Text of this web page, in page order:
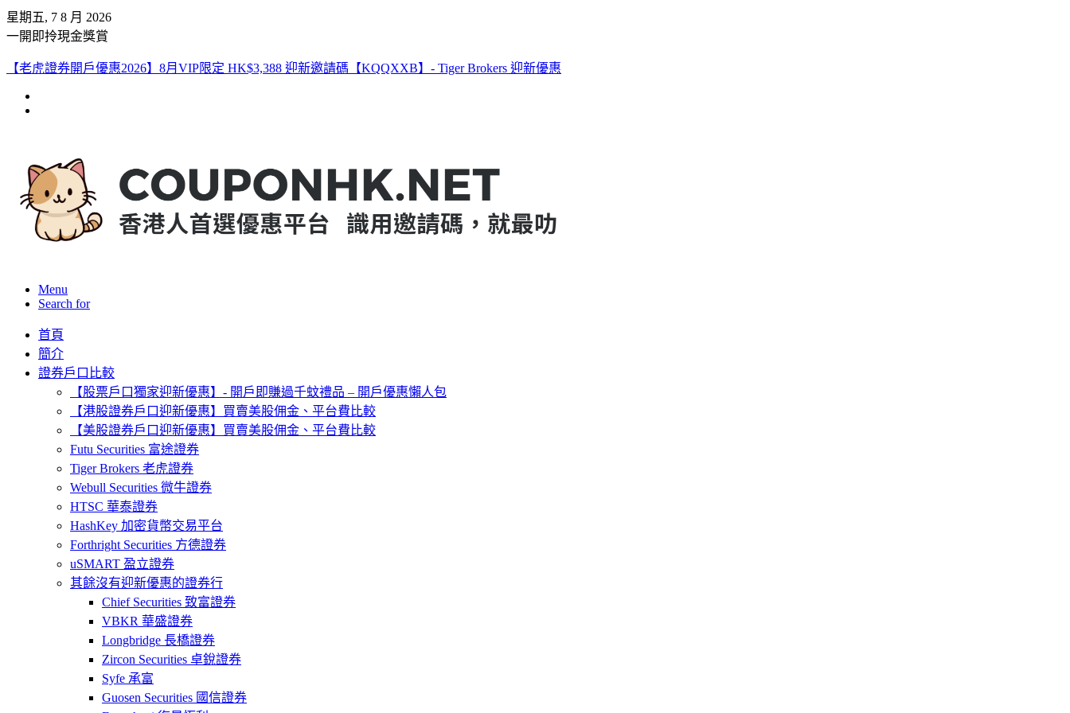
星期五, 7 8 月 2026
一開即拎現金獎賞
【老虎證券開戶優惠2026】8月VIP限定 HK$3,388 迎新邀請碼【KQQXXB】- Tiger Brokers 迎新優惠
Menu
Search for
首頁
簡介
證券戶口比較
【股票戶口獨家迎新優惠】- 開戶即賺過千蚊禮品 – 開戶優惠懶人包
【港股證券戶口迎新優惠】買賣美股佣金、平台費比較
【美股證券戶口迎新優惠】買賣美股佣金、平台費比較
Futu Securities 富途證券
Tiger Brokers 老虎證券
Webull Securities 微牛證券
HTSC 華泰證券
HashKey 加密貨幣交易平台
Forthright Securities 方德證券
uSMART 盈立證券
其餘沒有迎新優惠的證券行
Chief Securities 致富證券
VBKR 華盛證券
Longbridge 長橋證券
Zircon Securities 卓銳證券
Syfe 承富
Guosen Securities 國信證券